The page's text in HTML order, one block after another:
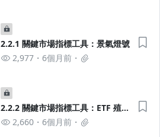
2.2.1 關鍵市場指標工具：景氣燈號
2,977
6個月前
2.2.2 關鍵市場指標工具：ETF 殖利
率 2,660 6個月前